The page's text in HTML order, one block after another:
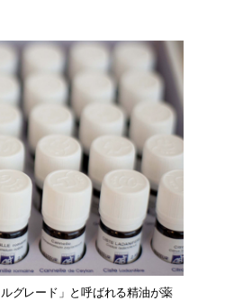
グレード」と呼ばれる精油が薬